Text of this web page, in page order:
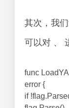
其次，我
可以对 、
func
error {
if